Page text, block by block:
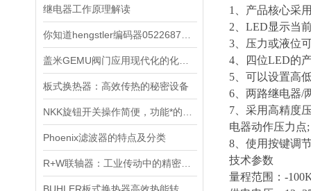
继电器工作原理解读
板式换热器：高效传热的秘密设备
Phoenix滤波器的特点及分类
1、产品核心采
2、LED显示当
3、压力或液位
4、四位LED的
5、可以设置高
6、两路继电器/
7、采用高精度
电器动作压力点;
8、使用按键调
技术参数
量程范围：-